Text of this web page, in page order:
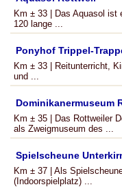
Km ± 33 | Das Aquasol ist
120 lange ...
Ponyhof Trippel-
Km ± 33 | Reitunterricht,
und ...
Dominikanermuseum
Km ± 35 | Das Rottweiler
als Zweigmuseum des ...
Spielscheune
Km ± 37 | Als
(Indoorspielplatz) ...